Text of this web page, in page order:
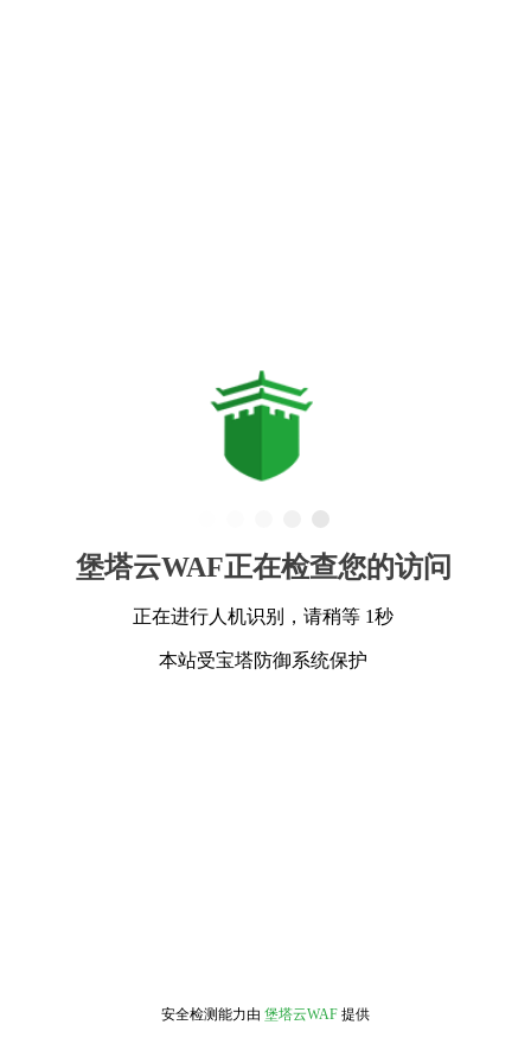
堡塔云WAF正在检查您的访问
正在进行人机识别，请稍等 1秒
本站受宝塔防御系统保护
安全检测能力由 堡塔云WAF 提供